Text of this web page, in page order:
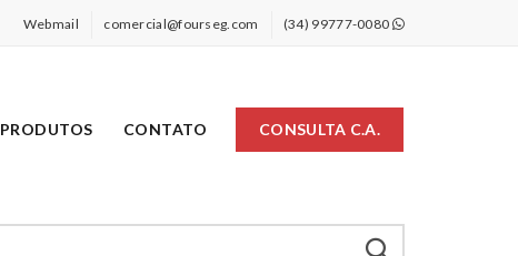
Webmail comercial@fourseg.com (34) 99777-0080
PRODUTOS CONTATO CONSULTA C.A.